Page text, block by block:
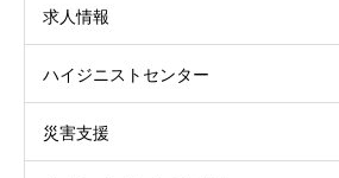
求人情報
ハイジニストセンター
災害支援